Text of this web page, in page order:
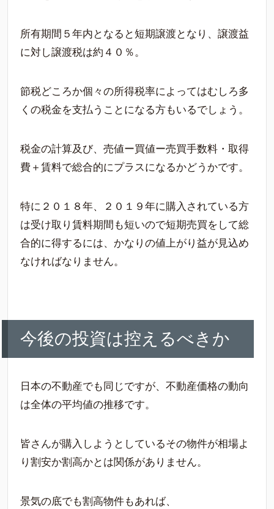
所有期間５年内となると短期譲渡となり、譲渡益
に対し譲渡税は約４０％。
節税どころか個々の所得税率によってはむしろ多
くの税金を支払うことになる方もいるでしょう。
税金の計算及び、売値ー買値ー売買手数料・取得
費＋賃料で総合的にプラスになるかどうかです。
特に２０１８年、２０１９年に購入されている方
は受け取り賃料期間も短いので短期売買をして総
合的に得するには、かなりの値上がり益が見込め
なければなりません。
今後の投資は控えるべきか
日本の不動産でも同じですが、不動産価格の動向
は全体の平均値の推移です。
皆さんが購入しようとしているその物件が相場よ
り割安か割高かとは関係がありません。
景気の底でも割高物件もあれば、